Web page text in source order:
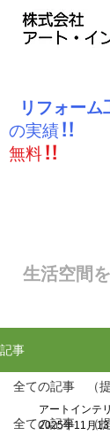
リフォーム
の実績
無料 ! !
生活空間
記事
全ての記事 （提
全ての記事 （提
アートインテ
2025年11月